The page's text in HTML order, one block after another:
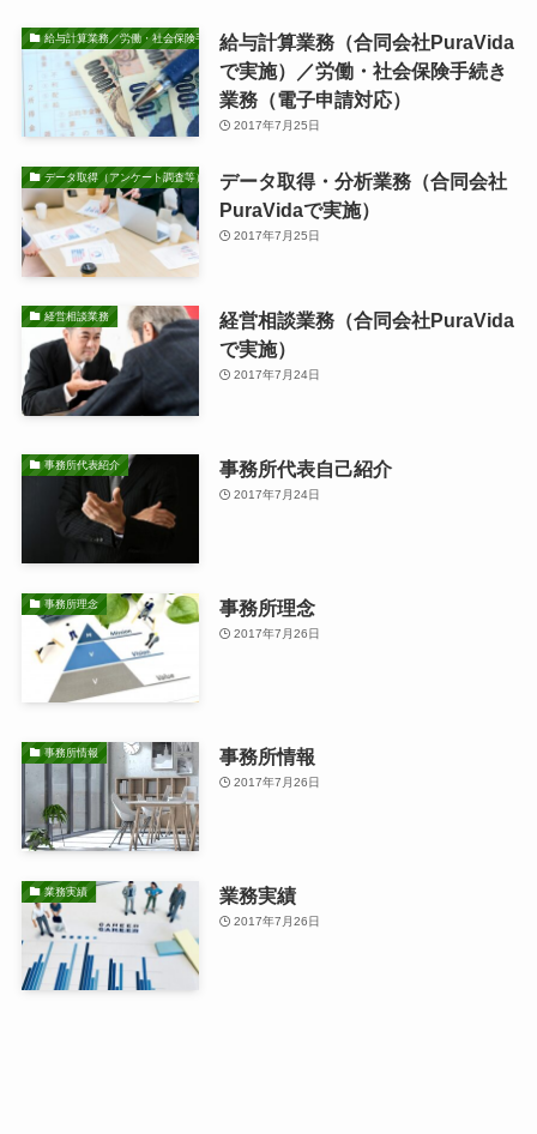
給与計算業務／労働・社会保険手続き業務給与計算業務（合同会社PuraVida
で実施）／労働・社会保険手続き
業務（電子申請対応）
2017年7月25日
データ取得（アンケート調査等）・分析業務データ取得・分析業務（合同会社
PuraVidaで実施）
2017年7月25日
経営相談業務
経営相談業務（合同会社PuraVida
で実施）
2017年7月24日
事務所代表紹介 事務所代表自己紹介
2017年7月24日
事務所理念 事務所理念
2017年7月26日
事務所情報 事務所情報
2017年7月26日
業務実績 業務実績
2017年7月26日